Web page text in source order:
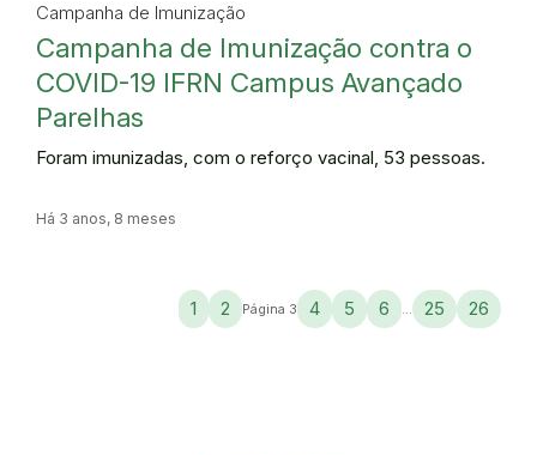
Campanha de Imunização
Campanha de Imunização contra o
COVID-19 IFRN Campus Avançado
Parelhas
Foram imunizadas, com o reforço vacinal, 53 pessoas.
Há 3 anos, 8 meses
1 2 Página 3 4 5 6 25 26